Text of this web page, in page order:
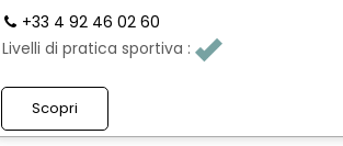
+33 4 92 46 02 60
Livelli di pratica sportiva :
Scopri